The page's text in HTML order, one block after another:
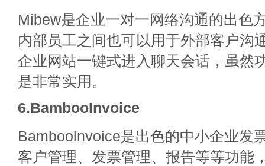
Mibew是企业一对一网络沟通的出色
内部员工之间也可以用于外部客户沟
企业网站一键式进入聊天会话，虽然
是非常实用。
6.BambooInvoice
Bamboolnvoice是出色的中小企业发
客户管理、发票管理、报告等等功能